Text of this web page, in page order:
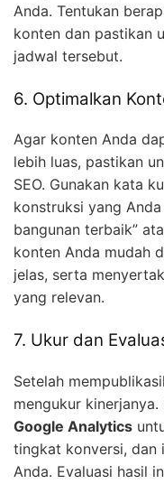
Anda. Tentukan
konten dan pastikan
jadwal tersebut.
6. Optimalkan
Agar konten Anda
lebih luas, pastikan
SEO. Gunakan kata
konstruksi yang
bangunan terbaik”
konten Anda mudah
jelas, serta
yang relevan.
7. Ukur dan
Setelah
mengukur
Google Analytics
tingkat konversi, dan
Anda. Evaluasi hasil